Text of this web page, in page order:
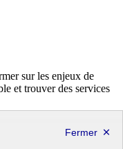
sur les enjeux de
et trouver des services